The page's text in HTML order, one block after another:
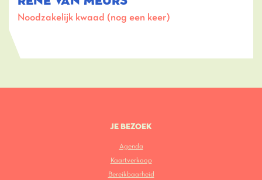
Noodzakelijk kwaad (nog een keer)
JE BEZOEK
Agenda
Kaartverkoop
Bereikbaarheid